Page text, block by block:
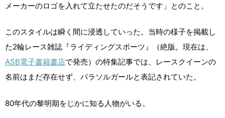
メーカーのロゴを入れて立たせたのだそうです」とのこと。
このスタイルは瞬く間に浸透していった。当時の様子を掲載し
た2輪レース雑誌『ライディングスポーツ』（絶版。現在は、
ASB電子書籍書店で発売）の特集記事では、レースクイーンの
名前はまだ存在せず、パラソルガールと表記されていた。
80年代の黎明期をじかに知る人物がいる。